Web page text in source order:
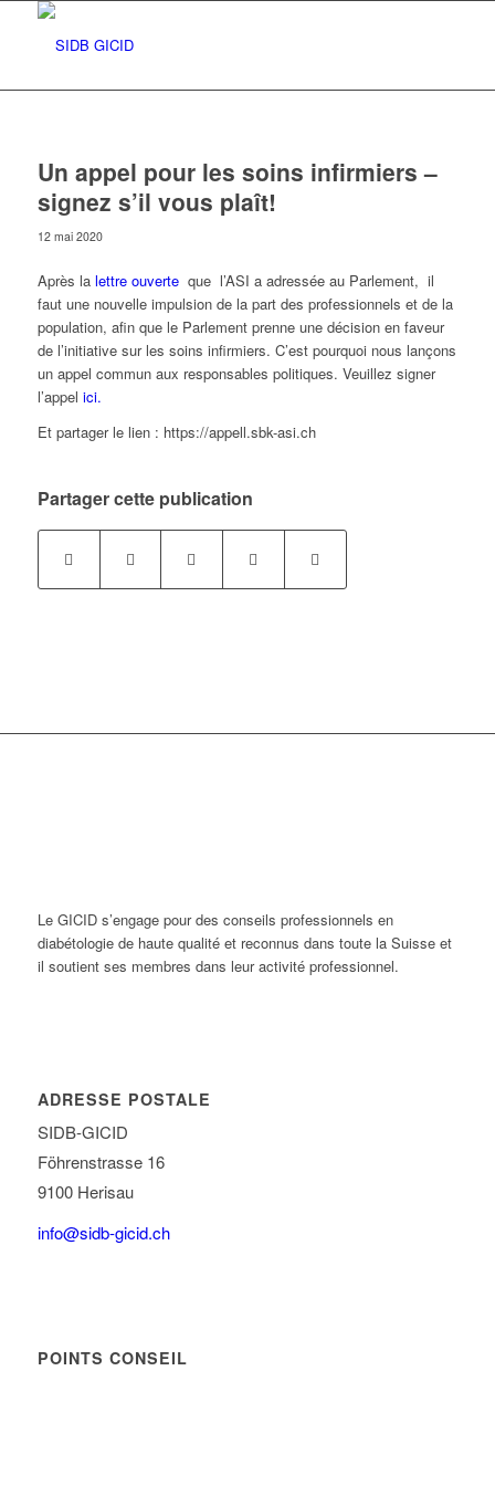
Un appel pour les soins infirmiers –
signez s’il vous plaît!
12 mai 2020
Après la lettre ouverteque l’ASI a adressée au Parlement, il
faut une nouvelle impulsion de la part des professionnels et de la
population, afin que le Parlement prenne une décision en faveur
de l’initiative sur les soins infirmiers. C’est pourquoi nous lançons
un appel commun aux responsables politiques. Veuillez signer
l’appel ici.
Et partager le lien : https://appell.sbk-asi.ch
Partager cette publication
Le GICID s’engage pour des conseils professionnels en
diabétologie de haute qualité et reconnus dans toute la Suisse et
il soutient ses membres dans leur activité professionnel.
ADRESSE POSTALE
SIDB-GICID
Föhrenstrasse 16
9100 Herisau
info@sidb-gicid.ch
POINTS CONSEIL